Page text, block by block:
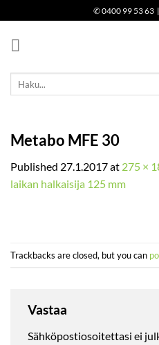
to
content
✆0400 99 53 63
Etsi:
Metabo MFE 30
Published 27.1.2017at 275 ×
laikan halkaisija 125 mm
Trackbacks are closed, but you can
Vastaa
Sähköpostiosoitettasi ei